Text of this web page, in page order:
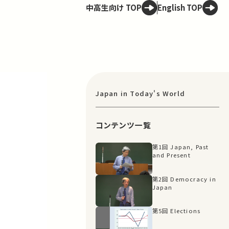
中高生向け TOP English TOP
Japan in Today's World
コンテンツ一覧
第1回 Japan, Past
and Present
第2回 Democracy in
Japan
第5回 Elections